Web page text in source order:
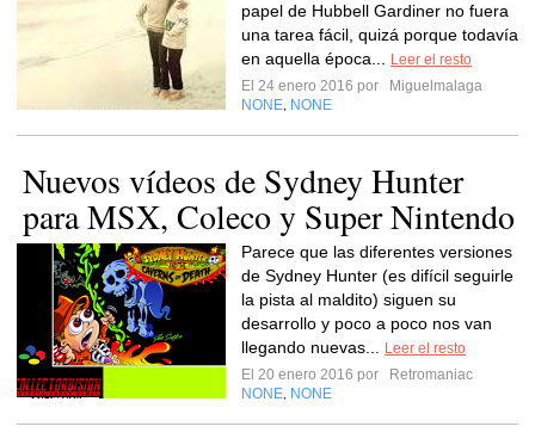
papel de Hubbell Gardiner no fuera
una tarea fácil, quizá porque todavía
en aquella época...
Leer el resto
El 24 enero 2016 por
Miguelmalaga
NONE NONE
Nuevos vídeos de Sydney Hunter
para MSX, Coleco y Super Nintendo
Parece que las diferentes versiones
de Sydney Hunter (es difícil seguirle
la pista al maldito) siguen su
desarrollo y poco a poco nos van
llegando nuevas...
Leer el resto
El 20 enero 2016 por
Retromaniac
NONE NONE